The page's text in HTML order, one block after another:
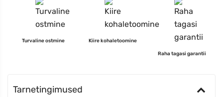
Turvaline ostmine Kiire kohaletoomine
Raha tagasi garantii
Tarnetingimused